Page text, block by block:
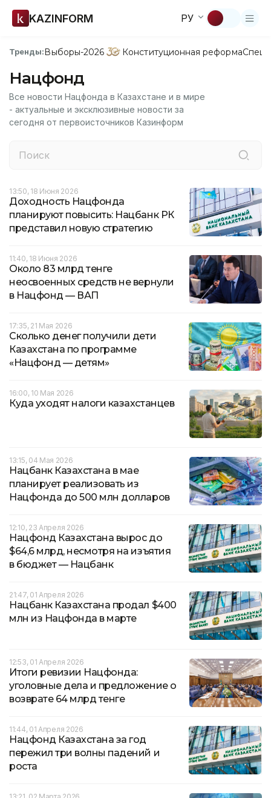
KAZINFORM РУ
Тренды:Выборы-2026 Конституционная реформа
Нацфонд
Все новости Нацфонда в Казахстане и в мире
- актуальные и эксклюзивные новости за
сегодня от первоисточников Казинформ
13:50, 18 Июня 2026
Доходность Нацфонда
планируют повысить: Нацбанк РК
представил новую стратегию
11:40, 18 Июня 2026
Около 83 млрд тенге
неосвоенных средств не вернули
в Нацфонд — ВАП
17:35, 21 Мая 2026
Сколько денег получили дети
Казахстана по программе
«Нацфонд — детям»
16:00, 10 Мая 2026
Куда уходят налоги казахстанцев
13:15, 04 Мая 2026
Нацбанк Казахстана в мае
планирует реализовать из
Нацфонда до 500 млн долларов
12:10, 23 Апреля 2026
Нацфонд Казахстана вырос до
$64,6 млрд, несмотря на изъятия
в бюджет — Нацбанк
21:47, 01 Апреля 2026
Нацбанк Казахстана продал $400
млн из Нацфонда в марте
12:53, 01 Апреля 2026
Итоги ревизии Нацфонда:
уголовные дела и предложение о
возврате 64 млрд тенге
11:44, 01 Апреля 2026
Нацфонд Казахстана за год
пережил три волны падений и
роста